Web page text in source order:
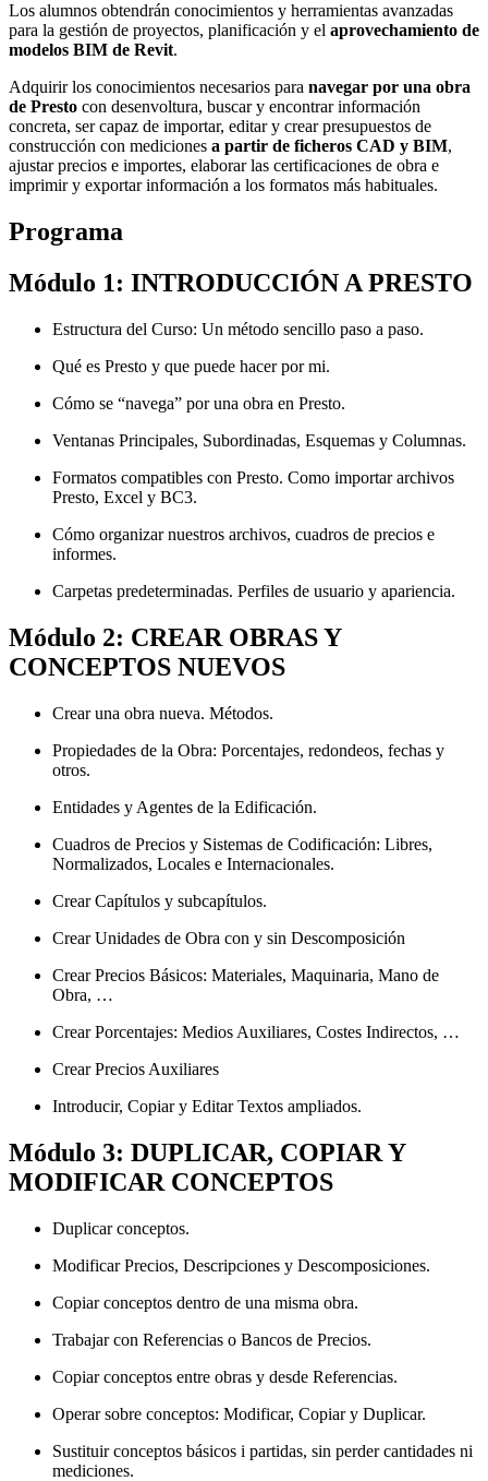
Los alumnos obtendrán conocimientos y herramientas avanzadas
para la gestión de proyectos, planificación y el aprovechamiento de
modelos BIM de Revit.
Adquirir los conocimientos necesarios para navegar por una obra
de Presto con desenvoltura, buscar y encontrar información
concreta, ser capaz de importar, editar y crear presupuestos de
construcción con mediciones a partir de ficheros CAD y BIM,
ajustar precios e importes, elaborar las certificaciones de obra e
imprimir y exportar información a los formatos más habituales.
Programa
Módulo 1: INTRODUCCIÓN A PRESTO
Estructura del Curso: Un método sencillo paso a paso.
Qué es Presto y que puede hacer por mi.
Cómo se “navega” por una obra en Presto.
Ventanas Principales, Subordinadas, Esquemas y Columnas.
Formatos compatibles con Presto. Como importar archivos
Presto, Excel y BC3.
Cómo organizar nuestros archivos, cuadros de precios e
informes.
Carpetas predeterminadas. Perfiles de usuario y apariencia.
Módulo 2: CREAR OBRAS Y
CONCEPTOS NUEVOS
Crear una obra nueva. Métodos.
Propiedades de la Obra: Porcentajes, redondeos, fechas y
otros.
Entidades y Agentes de la Edificación.
Cuadros de Precios y Sistemas de Codificación: Libres,
Normalizados, Locales e Internacionales.
Crear Capítulos y subcapítulos.
Crear Unidades de Obra con y sin Descomposición
Crear Precios Básicos: Materiales, Maquinaria, Mano de
Obra, …
Crear Porcentajes: Medios Auxiliares, Costes Indirectos, …
Crear Precios Auxiliares
Introducir, Copiar y Editar Textos ampliados.
Módulo 3: DUPLICAR, COPIAR Y
MODIFICAR CONCEPTOS
Duplicar conceptos.
Modificar Precios, Descripciones y Descomposiciones.
Copiar conceptos dentro de una misma obra.
Trabajar con Referencias o Bancos de Precios.
Copiar conceptos entre obras y desde Referencias.
Operar sobre conceptos: Modificar, Copiar y Duplicar.
Sustituir conceptos básicos i partidas, sin perder cantidades ni
mediciones.